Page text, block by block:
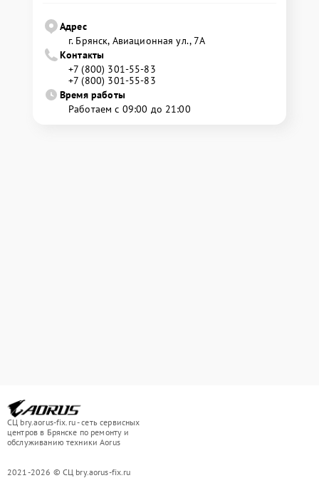
Адрес
г. Брянск, Авиационная ул., 7А
Контакты
+7 (800) 301-55-83
+7 (800) 301-55-83
Время работы
Работаем с 09:00 до 21:00
СЦ bry.aorus-fix.ru - сеть сервисных
центров в Брянске по ремонту и
обслуживанию техники Aorus
2021-2026 © СЦ bry.aorus-fix.ru